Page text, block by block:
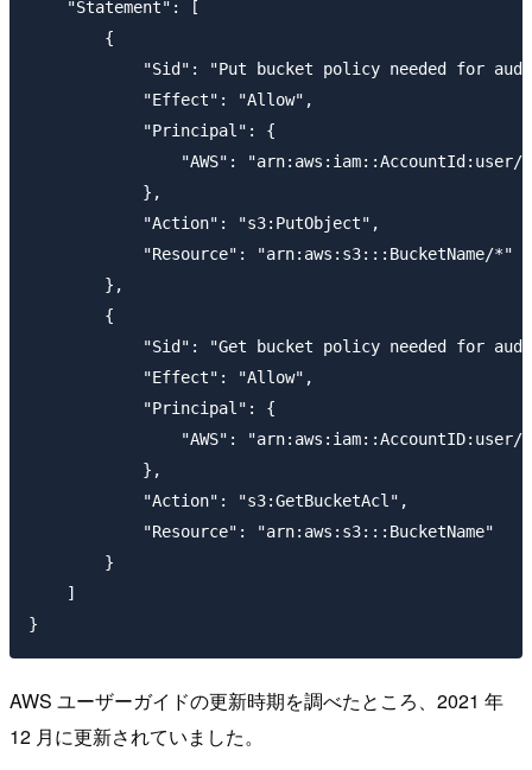
    "Statement": [
        {
"Sid": "Put bucket policy needed for
            "Effect": "Allow",
            "Principal": {
"AWS": "arn:aws:iam::AccountId:user/
            },
            "Action": "s3:PutObject",
            "Resource": "arn:aws:s3:::BucketName/*"
        },
        {
"Sid": "Get bucket policy needed for
            "Effect": "Allow",
            "Principal": {
"AWS": "arn:aws:iam::AccountID:user/
            },
            "Action": "s3:GetBucketAcl",
            "Resource": "arn:aws:s3:::BucketName"
        }
    ]
AWS ユーザーガイドの更新時期を調べたところ、2021 年
12 月に更新されていました。